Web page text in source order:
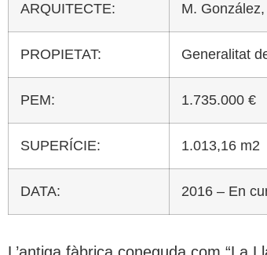
ARQUITECTE: M.
PROPIETAT: Generalitat
PEM: 1.735.000 €
SUPERÍCIE: 1.013,16 m2
DATA: 2016 – En